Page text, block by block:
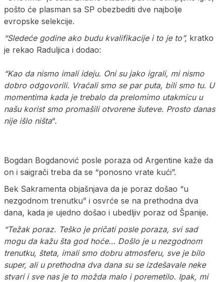
pošto će plasman sa SP obezbediti dve najbolje
evropske selekcije.
“Sledeće godine ako budu kvalifikacije i to je to”, kratko
je rekao Raduljica i dodao:
“Kao da nismo imali ideju. Oni su jako igrali, mi nismo
dobro odgovorili. Vraćali smo se par puta, bili smo tu. U
momentima kada je trebalo da prelomimo utakmicu u
našu korist smo promašili otvorene šuteve. Prosto danas
nije išlo ništa“.
Bogdan Bogdanović posle poraza od Argentine kaže da
on i saigrači treba da se “ponosno vrate kući”.
Bek Sakramenta objašnjava da je poraz došao “u
nezgodnom trenutku” i osvrće se na prethodna dva
dana, kada je ujedno došao i ubedljiv poraz od Španije.
“Težak poraz. Teško je pričati posle poraza, svi sad
mogu da kažu šta god hoće… Došlo je u nezgodnom
trenutku, šteta, imali smo dobru atmosferu, sve je bilo
super, ali u prethodna dva dana su se izdešavale neke
stvari i sve nas je to možda malo i poremetilo. Ipak, mi